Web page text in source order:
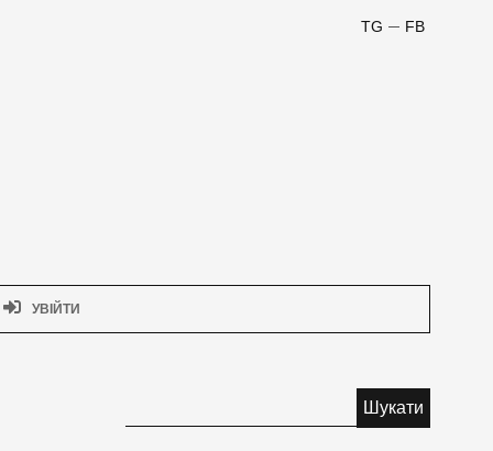
FB
TG
УВІЙТИ